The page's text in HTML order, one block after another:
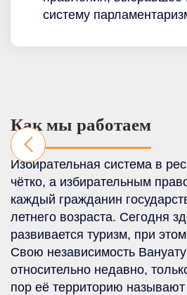
систему
Как мы работаем
Избирательная система в
чётко, а избирательным
каждый гражданин
летнего возраста. Сегодня
развивается туризм, при
Свою независимость
относительно недавно,
пор её территорию